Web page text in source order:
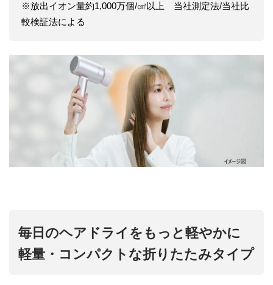
※放出イオン量約1,000万個/㎤以上 当社測定法/当社比
較検証法による
毎日のヘアドライをもっと軽やかに
軽量・コンパクトな折りたたみタイプ